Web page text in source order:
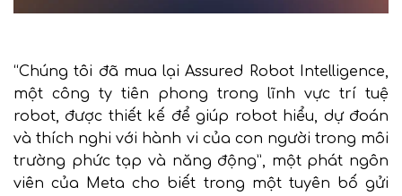
“Chúng tôi đã mua lại Assured Robot Intelligence,
một công ty tiên phong trong lĩnh vực trí tuệ
robot, được thiết kế để giúp robot hiểu, dự đoán
và thích nghi với hành vi của con người trong môi
trường phức tạp và năng động”, một phát ngôn
viên của Meta cho biết trong một tuyên bố gửi